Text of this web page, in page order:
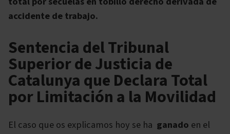
accidente de trabajo.
Sentencia del Tribunal
Superior de Justicia de
Catalunya que Declara Total
por Limitación a la Movilidad
El caso que os explicamos hoy se ha ganado en el